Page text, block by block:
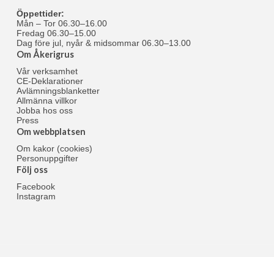
Öppettider:
Mån – Tor 06.30–16.00
Fredag 06.30–15.00
Dag före jul, nyår & midsommar 06.30–13.00
Om Åkerigrus
Vår verksamhet
CE-Deklarationer
Avlämningsblanketter
Allmänna villkor
Jobba hos oss
Press
Om webbplatsen
Om kakor (cookies)
Personuppgifter
Följ oss
Facebook
Instagram